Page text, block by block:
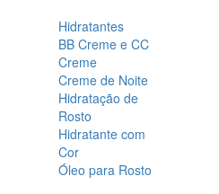
Hidratantes
BB Creme e CC
Creme
Creme de Noite
Hidratação de
Rosto
Hidratante com
Cor
Óleo para Rosto